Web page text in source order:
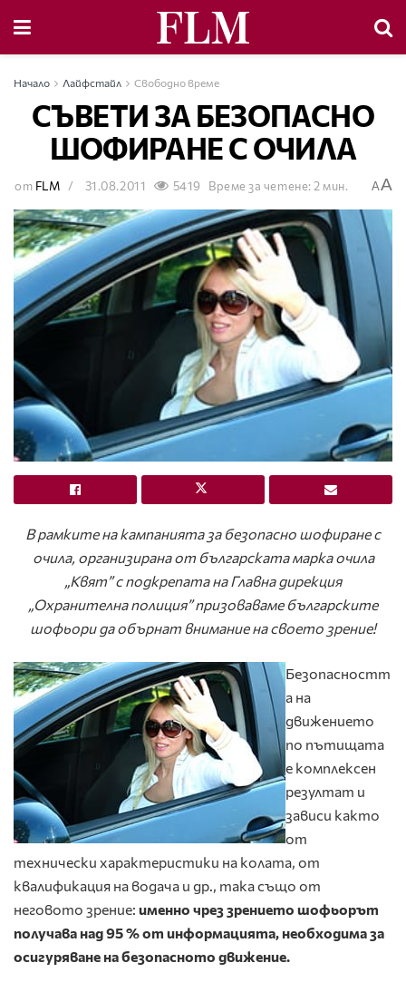
Начало Лайфстайл Свободно време
СЪВЕТИ ЗА БЕЗОПАСНО
ШОФИРАНЕ С ОЧИЛА
от FLM 31.08.2011 5419 Време за четене: 2 мин. AA
В рамките на кампанията за безопасно шофиране с
очила, организирана от българската марка очила
„Квят” с подкрепата на Главна дирекция
„Охранителна полиция”призоваваме българските
шофьори да обърнат внимание на своето зрение!
Безопасностт
а на
движението
по пътищата
е комплексен
резултат и
зависи както
от
технически характеристики на колата, от
квалификация на водача и др., така също от
неговото зрение: именно чрез зрението шофьорът
получава над 95 % от информацията, необходима за
осигуряване на безопасното движение.